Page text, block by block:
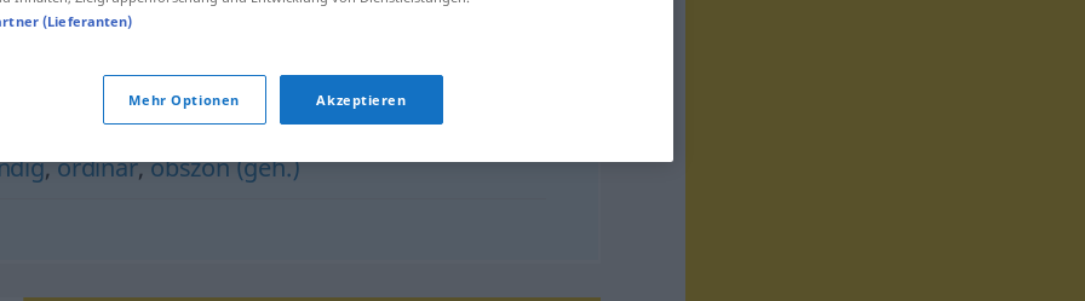
,ordinär,obszön (geh.)
(Lieferanten)
Mehr Optionen Akzeptieren